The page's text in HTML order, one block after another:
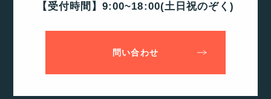
【受付時間】9:00~18:00(土日祝のぞく)
問い合わせ